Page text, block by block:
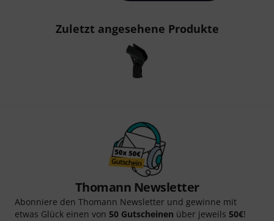
Zuletzt angesehene Produkte
Thomann Newsletter
Abonniere den Thomann Newsletter und gewinne mit
etwas Glück einen von 50 Gutscheinen über jeweils 50€!